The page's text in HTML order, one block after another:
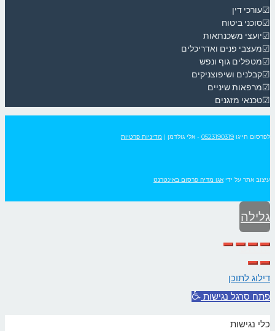
☑עורכי דין
☑סוכני ביטוח
☑יועצי משכנתאות
☑מעצבי פנים ואדריכלים
☑מטפלים גוף ונפש
☑קבלנים ושיפוצניקים
☑מרפאות שיניים
☑טכנאי מזגנים
לפרסום חייגו 0523190319 - אלי גולדמן | מדיניות פרטיות
עיצוב אתר על ידי אגו מדיה פרסום באינטרנט
גלילה
לראש
העמוד
דילוג לתוכן
פתח סרגל נגישות
כלי נגישות